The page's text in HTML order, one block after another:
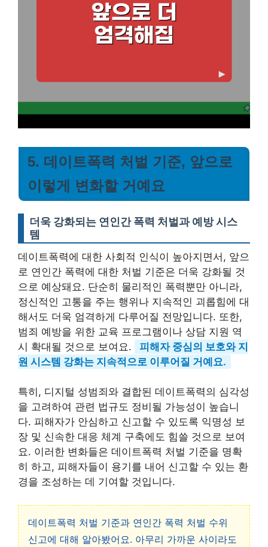
5. 데이트폭력 처벌 기준, 앞으로
이렇게 변화할 거예요
더욱 강화되는 연인간 폭력 처벌과 예방 시스
템
데이트폭력에 대한 사회적 인식이 높아지면서, 앞으
로 연인간 폭력에 대한 처벌 기준은 더욱 강화될 것
으로 예상돼요. 단순히 물리적인 폭력뿐만 아니라,
정신적인 고통을 주는 행위나 지속적인 괴롭힘에 대
해서도 더욱 엄격하게 다루어질 전망입니다. 또한,
범죄 예방을 위한 교육 프로그램이나 상담 지원 역
시 확대될 것으로 보여요.
피해자 중심의 보호와 지
원 시스템 강화는 지속적으로 이루어질 거예요.
특히, 디지털 성범죄와 결합된 데이트폭력의 심각성
을 고려하여 관련 법규도 정비될 가능성이 높습니
다. 피해자가 안심하고 신고할 수 있도록 익명성 보
장 및 신속한 대응 체계 구축에도 힘쓸 것으로 보여
요. 이러한 변화들은 데이트폭력 처벌 기준을 명확
히 하고, 피해자들이 용기를 내어 신고할 수 있는 환
경을 조성하는 데 기여할 것입니다.
데이트폭력 처벌 기준과 연인간 폭력 처벌 수위
신고에 대해 알아봤어요. 아무리 가까운 사이라도